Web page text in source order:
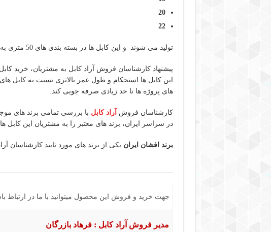
20
22
تولید می شوند و این کابل ها در بسته بندی های 50 متری به صورت کلاف عرضه می شود.
پیشنهاد کارشناسان فروش آراد کابل به مشتریان، خرید
های پروژه ها تا حد زیادی صرفه جویی کند.
کارشناسان فروش آراد کابل با بررسی تمامی برند های
در سراسر ایران، برند های معتبر را به مشتریان این کابل
برند افشان ایران یکی از برند های مورد تایید کارشناسان
جهت خرید و فروش این محصول میتوانید با ما در ارتباط
مدیر فروش آراد کابل : فرهاد بازرگان